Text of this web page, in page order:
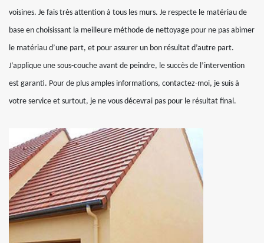
voisines. Je fais très attention à tous les murs. Je respecte le matériau de
base en choisissant la meilleure méthode de nettoyage pour ne pas abimer
le matériau d’une part, et pour assurer un bon résultat d’autre part.
J’applique une sous-couche avant de peindre, le succès de l’intervention
est garanti. Pour de plus amples informations, contactez-moi, je suis à
votre service et surtout, je ne vous décevrai pas pour le résultat final.